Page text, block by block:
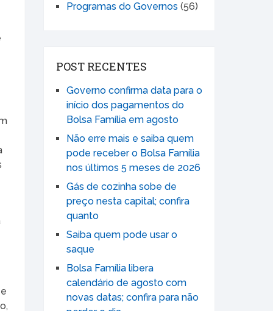
Programas do Governos (56)
POST RECENTES
Governo confirma data para o
início dos pagamentos do
Bolsa Família em agosto
Não erre mais e saiba quem
pode receber o Bolsa Família
nos últimos 5 meses de 2026
Gás de cozinha sobe de
preço nesta capital; confira
quanto
Saiba quem pode usar o
saque
Bolsa Família libera
calendário de agosto com
novas datas; confira para não